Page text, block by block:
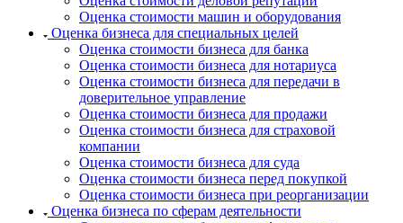
Оценка стоимости машин и оборудования
Оценка бизнеса для специальных целей
Оценка стоимости бизнеса для банка
Оценка стоимости бизнеса для нотариуса
Оценка стоимости бизнеса для передачи в
доверительное управление
Оценка стоимости бизнеса для продажи
Оценка стоимости бизнеса для страховой
компании
Оценка стоимости бизнеса для суда
Оценка стоимости бизнеса перед покупкой
Оценка стоимости бизнеса при реорганизации
Оценка бизнеса по сферам деятельности
Кольчугино